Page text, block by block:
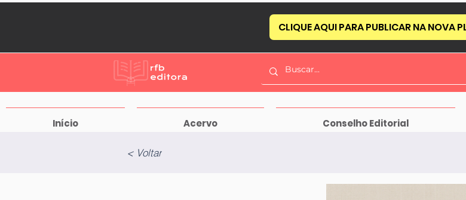
CLIQUE AQUI PARA PUBLICAR NA NOVA
Início Acervo Conselho Editorial
< Voltar